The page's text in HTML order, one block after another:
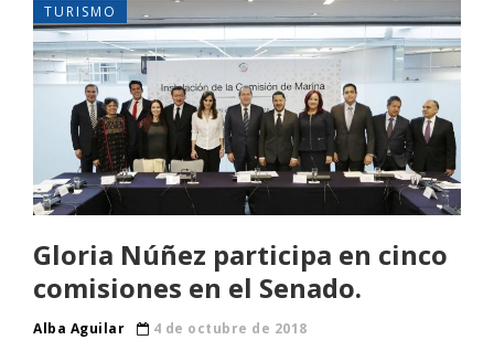
TURISMO
Gloria Núñez participa en cinco
comisiones en el Senado.
Alba Aguilar
4 de octubre de 2018